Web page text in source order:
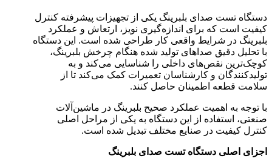
دستگاه تست صدای بلبرینگ یکی از تجهیزات پیشرفته کنترل
کیفیت است که برای اندازه‌گیری نویز، ارتعاش و عملکرد
بلبرینگ در شرایط واقعی کار طراحی شده است. این دستگاه
با تحلیل دقیق صداهای تولید شده هنگام چرخش بلبرینگ،
کوچک‌ترین نقص‌های داخلی را شناسایی می‌کند و به
تولیدکنندگان و کارشناسان تعمیرات کمک می‌کند تا از
سلامت قطعه اطمینان حاصل کنند.
با توجه به اهمیت عملکرد صحیح بلبرینگ در ماشین‌آلات
صنعتی، استفاده از این دستگاه به یکی از مراحل اصلی
کنترل کیفیت در صنایع مختلف تبدیل شده است.
اجزای اصلی دستگاه تست صدای بلبرینگ